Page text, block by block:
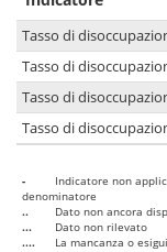
Tasso di
Tasso di
Tasso di
Tasso di
-
Indicatore non
denominatore
..
Dato non ancora
...
Dato non rilevato
....
La mancanza o